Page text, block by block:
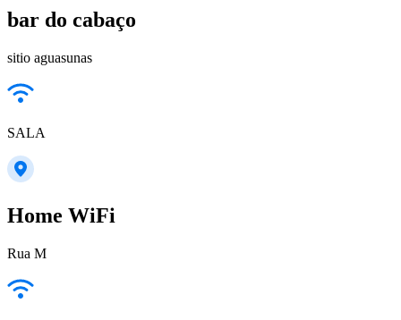
bar do cabaço
sitio aguasunas
SALA
Home WiFi
Rua M